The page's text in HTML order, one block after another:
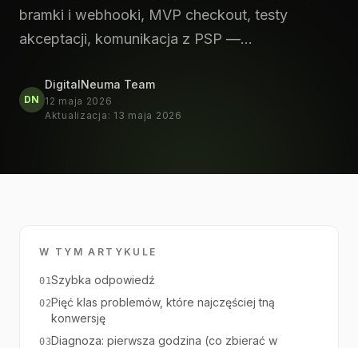
bramki i webhooki, MVP checkout, testy
akceptacji, komunikacja z PSP —…
DN
DigitalNeuma Team
12 maja 2026
Aktualizacja : 13 maja 2026
W TYM ARTYKULE
01Szybka odpowiedź
02Pięć klas problemów, które najczęściej tną
konwersję
03Diagnoza: pierwsza godzina (co zbierać w